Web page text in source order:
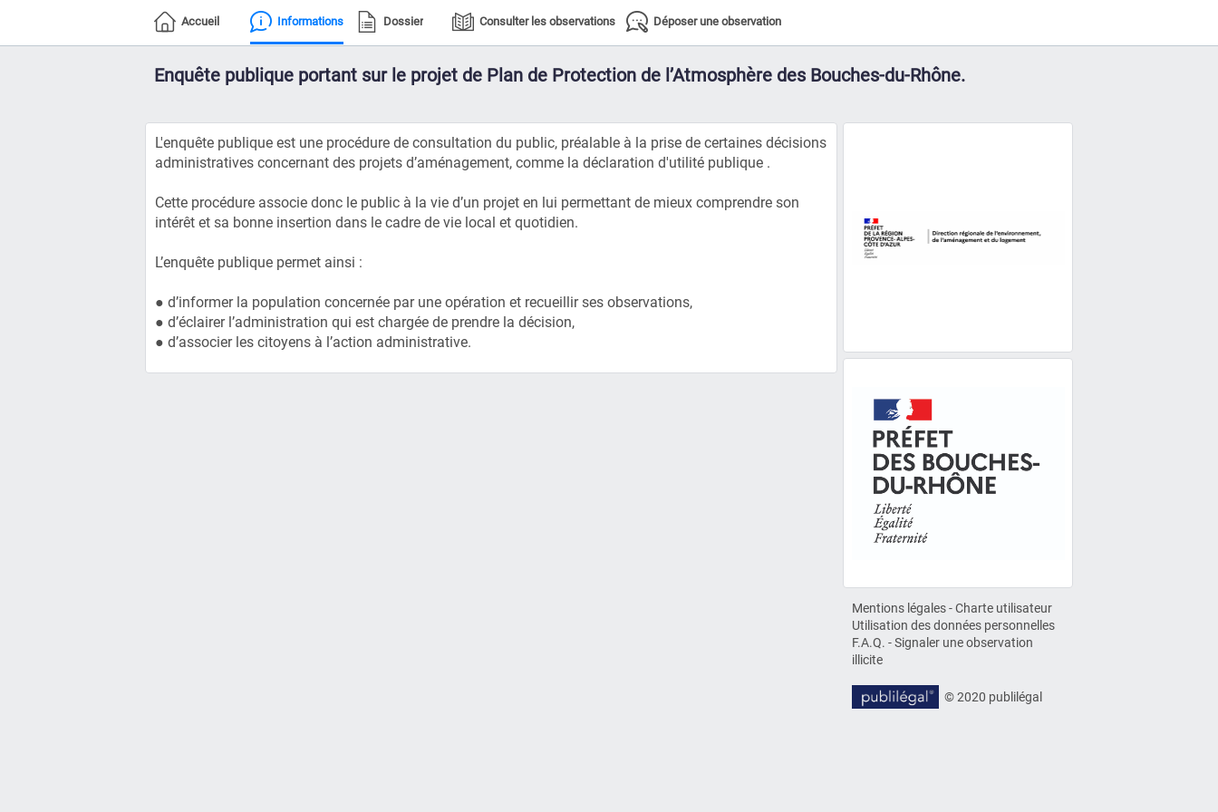
Accueil Informations Dossier Consulter les observations Déposer une observation
Enquête publique portant sur le projet de Plan de Protection de l’Atmosphère des Bouches-du-Rhône.
L'enquête publique est une procédure de consultation du public, préalable à la prise de certaines décisions
administratives concernant des projets d’aménagement, comme la déclaration d'utilité publique .
Cette procédure associe donc le public à la vie d’un projet en lui permettant de mieux comprendre son
intérêt et sa bonne insertion dans le cadre de vie local et quotidien.
L’enquête publique permet ainsi :
● d’informer la population concernée par une opération et recueillir ses observations,
● d’éclairer l’administration qui est chargée de prendre la décision,
● d’associer les citoyens à l’action administrative.
Mentions légales-Charte utilisateur
Utilisation des données personnelles
F.A.Q. -Signaler une observation
illicite
© 2020 publilégal